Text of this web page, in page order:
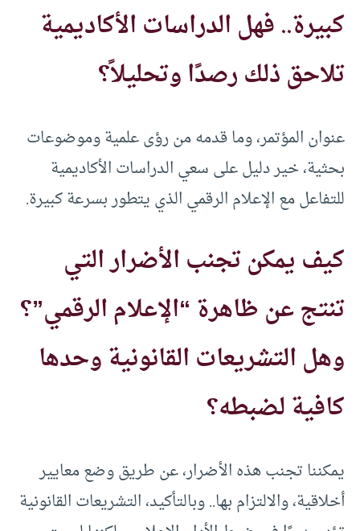
كبيرة.. فهل الدراسات الأكاديمية
تلاحق ذلك رصدًا وتحليلاً؟
عنوان المؤتمر، وما قدمه من رؤى علمية وموضوعات
بحثية، خير دليل على سعي الدراسات الأكاديمية
للتفاعل مع الإعلام الرقمي الذي يتطور بسرعة كبيرة.
كيف يمكن تجنب الأضرار التي
تنتج عن ظاهرة “الإعلام الرقمي”؟
وهل التشريعات القانونية وحدها
كافية لضبطه؟
يمكننا تجنب هذه الأضرار، عن طريق وضع معايير
أخلاقية، والالتزام بها.. وبالتأكيد، التشريعات القانونية